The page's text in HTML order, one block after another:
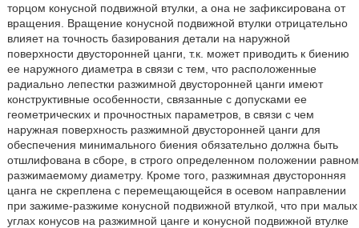
торцом конусной подвижной втулки, а она не зафиксирована от
вращения. Вращение конусной подвижной втулки отрицательно
влияет на точность базирования детали на наружной
поверхности двусторонней цанги, т.к. может приводить к биению
ее наружного диаметра в связи с тем, что расположенные
радиально лепестки разжимной двусторонней цанги имеют
конструктивные особенности, связанные с допусками ее
геометрических и прочностных параметров, в связи с чем
наружная поверхность разжимной двусторонней цанги для
обеспечения минимального биения обязательно должна быть
отшлифована в сборе, в строго определенном положении равном
разжимаемому диаметру. Кроме того, разжимная двусторонняя
цанга не скреплена с перемещающейся в осевом направлении
при зажиме-разжиме конусной подвижной втулкой, что при малых
углах конусов на разжимной цанге и конусной подвижной втулке